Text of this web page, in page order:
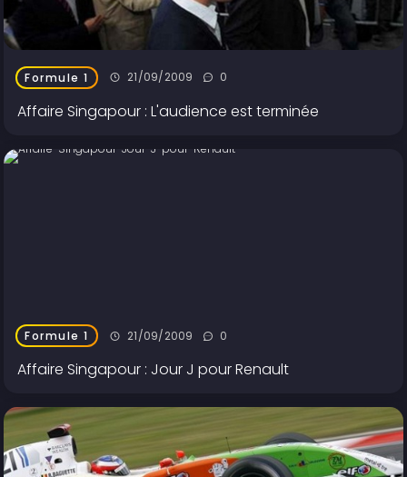
Formule 1 21/09/2009 0
Affaire Singapour : L'audience est terminée
Formule 1 21/09/2009 0
Affaire Singapour : Jour J pour Renault